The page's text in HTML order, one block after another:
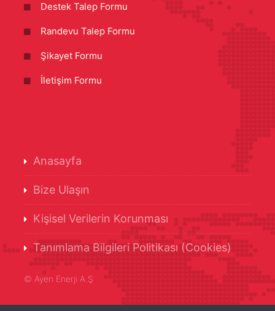
Destek Talep Formu
Randevu Talep Formu
Şikayet Formu
İletişim Formu
Anasayfa
Bize Ulaşın
Kişisel Verilerin Korunması
Tanımlama Bilgileri Politikası (Cookies)
© Ayen Enerji A.Ş